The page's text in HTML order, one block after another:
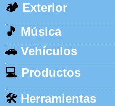
🏕️ Exterior
🎵 Música
🚗 Vehículos
💻 Productos
🛠️ Herramientas